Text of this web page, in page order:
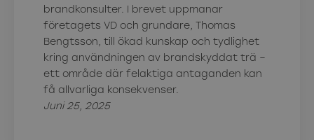
brandkonsulter. I brevet uppmanar
företagets VD och grundare, Thomas
Bengtsson, till ökad kunskap och tydlighet
kring användningen av brandskyddat trä –
ett område där felaktiga antaganden kan
få allvarliga konsekvenser.
Juni 25, 2025